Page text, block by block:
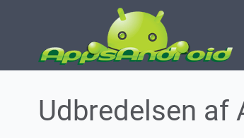
Udbredelsen af